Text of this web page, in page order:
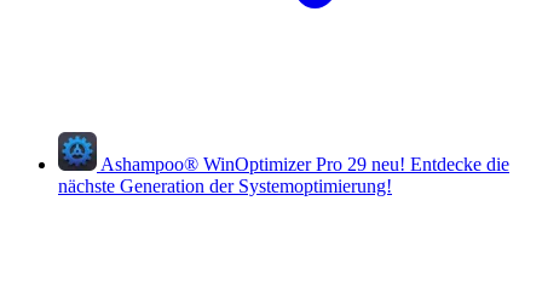
Ashampoo® WinOptimizer Pro 29 neu! Entdecke die
nächste Generation der Systemoptimierung!